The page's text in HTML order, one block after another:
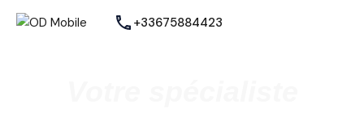
+33675884423